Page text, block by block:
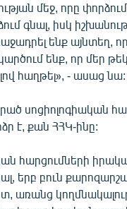
մեջ, որը
գնալ, իսկ
ենք այնտեղ,
ենք, որ մեր
հաղթել», - ասաց նա:
սոցիոլոգիական
է, քան ՀՀԿ-ինը:
հարցումների
երբ բուն
առանց